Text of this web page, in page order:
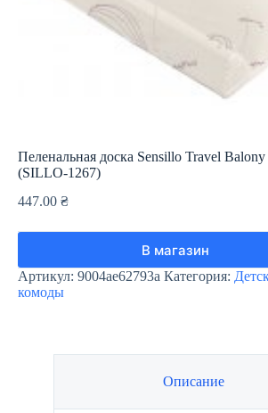
Пеленальная доска Sensillo Travel
(SILLO-1267)
447.00 ₴
В магазин
Артикул: 9004ae62793a Категория:
комоды
Описание